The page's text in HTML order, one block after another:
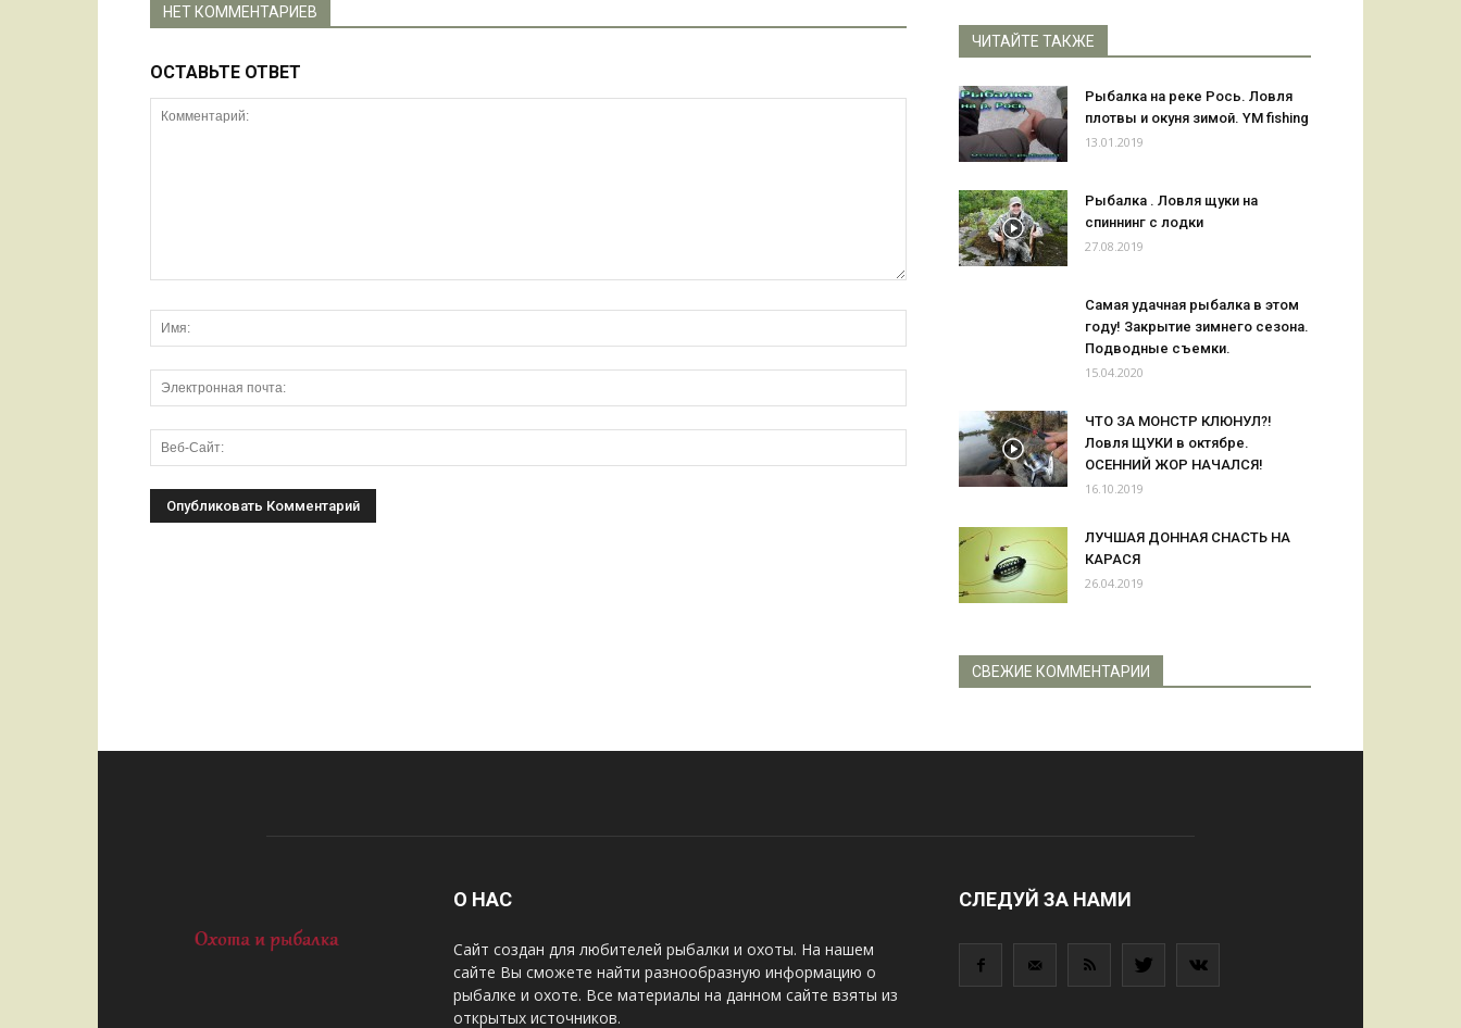
НЕТ КОММЕНТАРИЕВ
ОСТАВЬТЕ ОТВЕТ
ЧИТАЙТЕ ТАКЖЕ
Рыбалка на реке Рось. Ловля
плотвы и окуня зимой. YM fishing
13.01.2019
Рыбалка . Ловля щуки на
спиннинг с лодки
27.08.2019
Самая удачная рыбалка в этом
году! Закрытие зимнего сезона.
Подводные съемки.
15.04.2020
ЧТО ЗА МОНСТР КЛЮНУЛ?!
Ловля ЩУКИ в октябре.
ОСЕННИЙ ЖОР НАЧАЛСЯ!
16.10.2019
ЛУЧШАЯ ДОННАЯ СНАСТЬ НА
КАРАСЯ
26.04.2019
СВЕЖИЕ КОММЕНТАРИИ
О НАС
Сайт создан для любителей рыбалки и охоты. На нашем
сайте Вы сможете найти разнообразную информацию о
рыбалке и охоте. Все материалы на данном сайте взяты из
открытых источников.
СЛЕДУЙ ЗА НАМИ